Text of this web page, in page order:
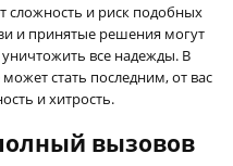
сложность и риск подобных
и принятые решения могут
все надежды. В
стать последним, от вас
и хитрость.
вызовов